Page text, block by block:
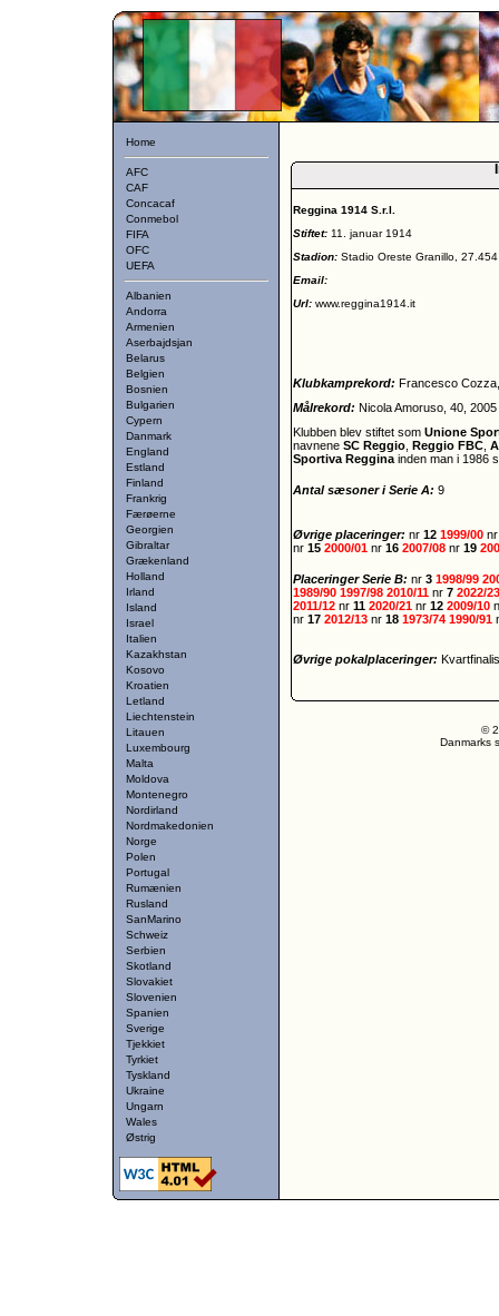
Home
AFC
CAF
Concacaf
Conmebol
FIFA
OFC
UEFA
Albanien
Andorra
Armenien
Aserbajdsjan
Belarus
Belgien
Bosnien
Bulgarien
Cypern
Danmark
England
Estland
Finland
Frankrig
Færøerne
Georgien
Gibraltar
Grækenland
Holland
Irland
Island
Israel
Italien
Kazakhstan
Kosovo
Kroatien
Letland
Liechtenstein
Litauen
Luxembourg
Malta
Moldova
Montenegro
Nordirland
Nordmakedonien
Norge
Polen
Portugal
Rumænien
Rusland
SanMarino
Schweiz
Serbien
Skotland
Slovakiet
Slovenien
Spanien
Sverige
Tjekkiet
Tyrkiet
Tyskland
Ukraine
Ungarn
Wales
Østrig
Reggina 1914 S.r.l.
Stiftet: 11. januar 1914
Stadion: Stadio Oreste Granillo, 27.454
Email:
Url: www.reggina1914.it
Klubkamprekord: Francesco
Målrekord: Nicola Amoruso, 40,
Klubben blev stiftet som Unione
navnene SC Reggio Reggio FBC
Sportiva Reggina inden man i 1986
Antal sæsoner i Serie A: 9
Øvrige placeringer: nr 12 1999/00
nr 15 2000/01 nr 16 2007/08 nr 19
Placeringer Serie B: nr 3 1998/99
1989/90 1997/98 2010/11 nr 7 2022/
2011/12 nr 11 2020/21 nr 12 2009/10
nr 17 2012/13 nr 18 1973/74 1990/91
Øvrige pokalplaceringer:
©
Danmarks